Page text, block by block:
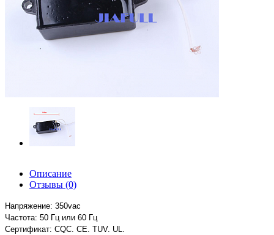
Описание
Отзывы (0)
Напряжение: 350vac
Частота: 50 Гц или 60 Гц
Сертификат: CQC. CE. TUV. UL.